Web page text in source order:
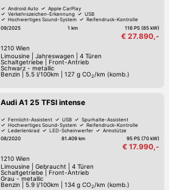
Android Auto
Apple CarPlay
Verkehrszeichen-Erkennung
USB
Hochwertiges Sound-System
Reifendruck-Kontrolle
Müdigkeitserkennung
Lederlenkrad
09/2025 1 km 116 PS (85 kW)
€ 27.890,-
1210 Wien
Limousine| Jahreswagen
4 Türen
Schaltgetriebe| Front-Antrieb
Schwarz - metallic
Benzin
5.5 l/100km 127 g CO2 /km (komb.)
Audi A1 25 TFSI intense
Fernlicht-Assistent USB
Spurhalte-Assistent
Hochwertiges Sound-System
Reifendruck-Kontrolle
Lederlenkrad
LED-Scheinwerfer
Armstütze
08/2020
81.409 km 95 PS (70 kW)
€ 17.990,-
1210 Wien
Limousine| Gebraucht
4 Türen
Schaltgetriebe| Front-Antrieb
Grau - metallic
Benzin
5.9 l/100km 134 g CO2 /km (komb.)